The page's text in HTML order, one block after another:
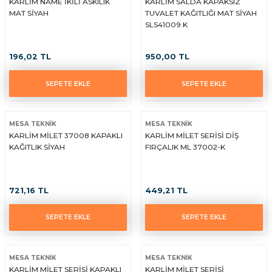
MAT SİYAH
196,02 TL
SEPETE EKLE
TUVALET KAĞITLIĞI MAT SİYAH
SLS41009.K
950,00 TL
SEPETE EKLE
MESA TEKNİK
KARLİM MİLET 37008 KAPAKLI
KAĞITLIK SİYAH
721,16 TL
SEPETE EKLE
MESA TEKNİK
KARLİM MİLET SERİSİ DİŞ
FIRÇALIK ML 37002-K
449,21 TL
SEPETE EKLE
MESA TEKNİK
KARLİM MİLET SERİSİ KAPAKLI
MESA TEKNİK
KARLİM MİLET SERİSİ